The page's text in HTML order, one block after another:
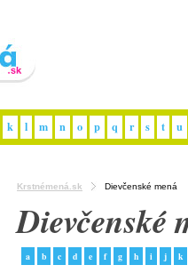
k l m n o p q r s t u
Krstnémená.sk Dievčenské mená
Dievčenské
a b c d e f g h i j k